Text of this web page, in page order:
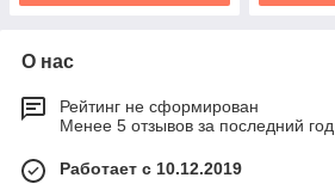
О нас
Рейтинг не сформирован
Менее 5 отзывов за последний год
Работает с 10.12.2019